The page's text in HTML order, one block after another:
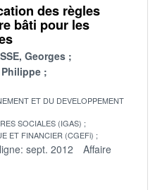
des règles
bâti pour les
Georges
Philippe
ET DU DEVELOPPEMENT
SOCIALES (IGAS)
ET FINANCIER (CGEFi)
sept. 2012
Affaire